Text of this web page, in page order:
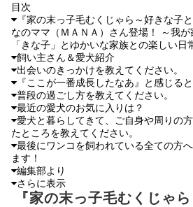
目次
『家の末っ子毛むくじゃら～好きな子
なのママ（ＭＡＮＡ）さん登場！ ～我
「きな子」とゆかいな家族との楽しい日
飼い主さん＆愛犬紹介
出会いのきっかけを教えてください。
『ここが一番成長したなあ』と感じる
普段の過ごし方を教えてください。
最近の愛犬のお気に入りは？
愛犬と暮らしてきて、ご自身や周りの
たところを教えてください。
最後にワンコを飼われている全ての方
ます！
編集部より
さらに表示
『家の末っ子毛むくじゃ